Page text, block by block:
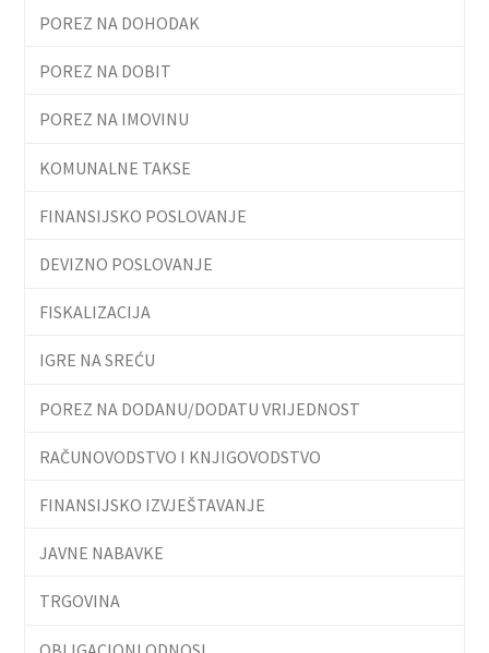
POREZ NA DOHODAK
POREZ NA DOBIT
POREZ NA IMOVINU
KOMUNALNE TAKSE
FINANSIJSKO POSLOVANJE
DEVIZNO POSLOVANJE
FISKALIZACIJA
IGRE NA SREĆU
POREZ NA DODANU/DODATU VRIJEDNOST
RAČUNOVODSTVO I KNJIGOVODSTVO
FINANSIJSKO IZVJEŠTAVANJE
JAVNE NABAVKE
TRGOVINA